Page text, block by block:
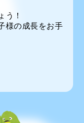
う！
様の成長をお手